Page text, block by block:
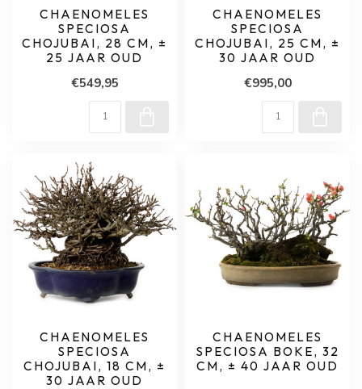
CHAENOMELES
SPECIOSA
CHOJUBAI, 28 CM, ±
25 JAAR OUD
€549,95
CHAENOMELES
SPECIOSA
CHOJUBAI, 25 CM, ±
30 JAAR OUD
€995,00
CHAENOMELES
SPECIOSA
CHOJUBAI, 18 CM, ±
30 JAAR OUD
CHAENOMELES
SPECIOSA BOKE, 32
CM, ± 40 JAAR OUD